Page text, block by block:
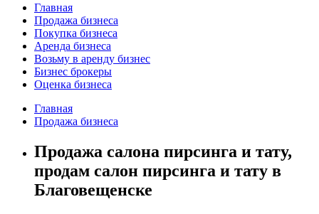
Главная
Продажа бизнеса
Покупка бизнеса
Аренда бизнеса
Возьму в аренду бизнес
Бизнес брокеры
Оценка бизнеса
Главная
Продажа бизнеса
Продажа салона пирсинга и тату,
продам салон пирсинга и тату в
Благовещенске